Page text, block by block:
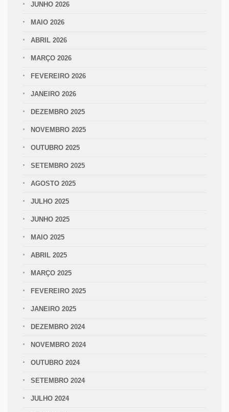
JUNHO 2026
MAIO 2026
ABRIL 2026
MARÇO 2026
FEVEREIRO 2026
JANEIRO 2026
DEZEMBRO 2025
NOVEMBRO 2025
OUTUBRO 2025
SETEMBRO 2025
AGOSTO 2025
JULHO 2025
JUNHO 2025
MAIO 2025
ABRIL 2025
MARÇO 2025
FEVEREIRO 2025
JANEIRO 2025
DEZEMBRO 2024
NOVEMBRO 2024
OUTUBRO 2024
SETEMBRO 2024
JULHO 2024